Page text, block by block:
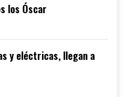
los Óscar
y eléctricas, llegan a